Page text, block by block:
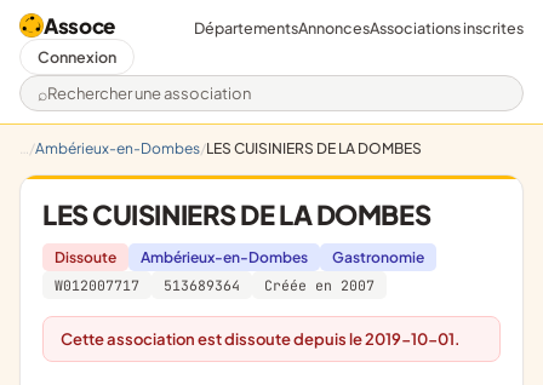
Assoce
Rechercher une association
DépartementsAnnoncesAssociations inscrites
Connexion
Ambérieux-en-Dombes LES CUISINIERS DE LA DOMBES
LES CUISINIERS DE LA DOMBES
Dissoute Ambérieux-en-Dombes
Gastronomie
W012007717
513689364 Créée en 2007
Cette association est dissoute depuis le 2019-10-01.